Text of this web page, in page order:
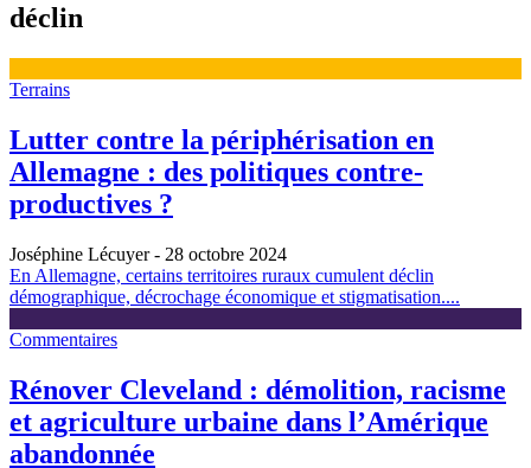
déclin
Terrains
Lutter contre la périphérisation en
Allemagne : des politiques contre-
productives ?
Joséphine Lécuyer- 28 octobre 2024
En Allemagne, certains territoires ruraux cumulent déclin
démographique, décrochage économique et stigmatisation....
Commentaires
Rénover Cleveland : démolition, racisme
et agriculture urbaine dans l’Amérique
abandonnée